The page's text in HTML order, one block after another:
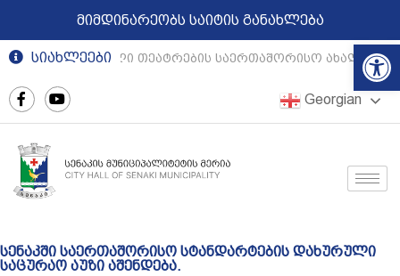
მიმდინარეობს საიტის განახლება
სიახლეები
რეგიონული თეატრების საერთაშორისო
Georgian
სენაკში საერთაშორისო სტანდარტების დახურული
საცურაო აუზი აშენდება.